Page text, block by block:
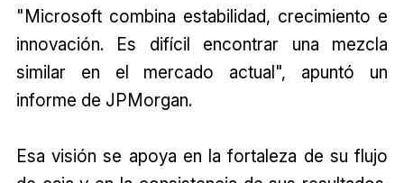
"Microsoft combina estabilidad, crecimiento e
innovación. Es difícil encontrar una mezcla
similar en el mercado actual", apuntó un
informe de JPMorgan.
Esa visión se apoya en la fortaleza de su flujo